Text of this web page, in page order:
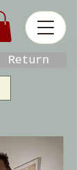
Return